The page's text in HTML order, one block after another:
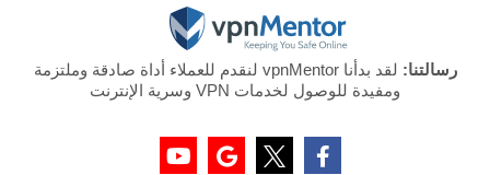
رسالتنا:
لقد بدأنا vpnMentor لنقدم للعملاء أداة صادقة وملتزمة
ومفيدة للوصول لخدمات VPN وسرية الإنترنت